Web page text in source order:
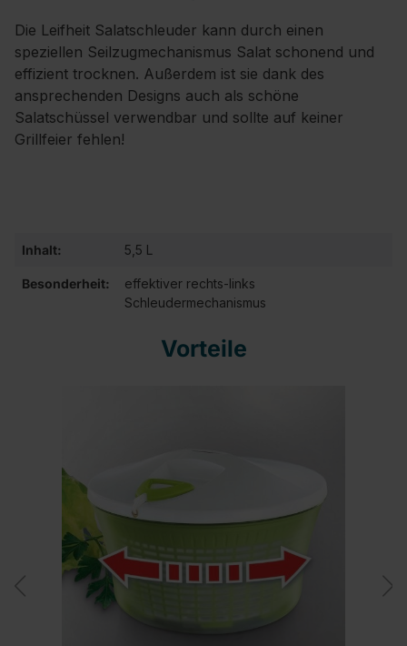
Die Leifheit Salatschleuder kann durch einen
speziellen Seilzugmechanismus Salat schonend und
effizient trocknen. Außerdem ist sie dank des
ansprechenden Designs auch als schöne
Salatschüssel verwendbar und sollte auf keiner
Grillfeier fehlen!
Inhalt: 5,5 L
Besonderheit:
effektiver rechts-links
Schleudermechanismus
Vorteile